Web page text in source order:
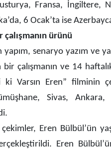
Fransa, İngiltere,
6 Ocak’ta ise
çalışmanın ürünü
yapım, senaryo yazım ve
bir çalışmanın ve 14
ki Varsın Eren” filminin
Sivas,
çekimler, Eren Bülbül’ün
Eren